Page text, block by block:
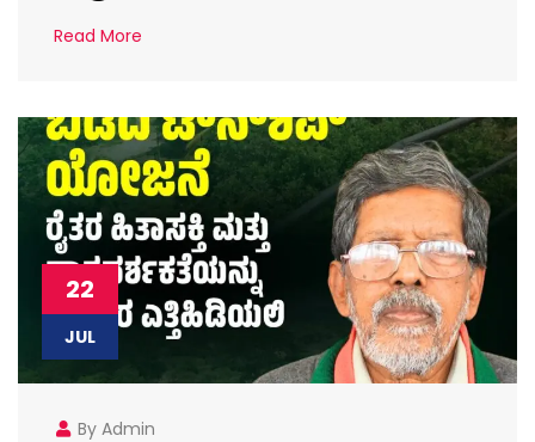
Read More
22
JUL
By Admin